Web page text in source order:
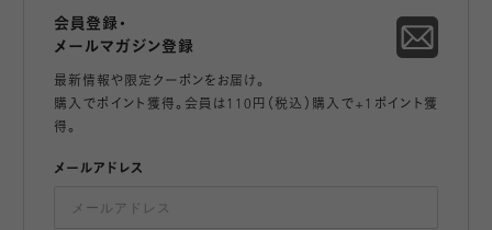
会員登録・
メールマガジン登録
最新情報や限定クーポンをお届け。
購入でポイント獲得。会員は110円（税込）購入で+1ポイント獲
得。
メールアドレス